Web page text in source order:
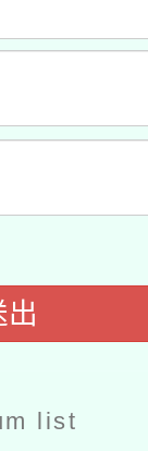
單
學軟體
釋公
請許可
委託
節水達
系列
藝術
出
list